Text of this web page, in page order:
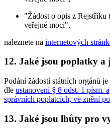
"Žádost o opis z Rejstříku
veřejné moci",
naleznete na internetových
12. Jaké jsou poplatky a
Podání žádostí státních orgánů
dle ustanovení § 8 odst. 1 písm.
správních poplatcích, ve znění
13. Jaké jsou lhůty pro